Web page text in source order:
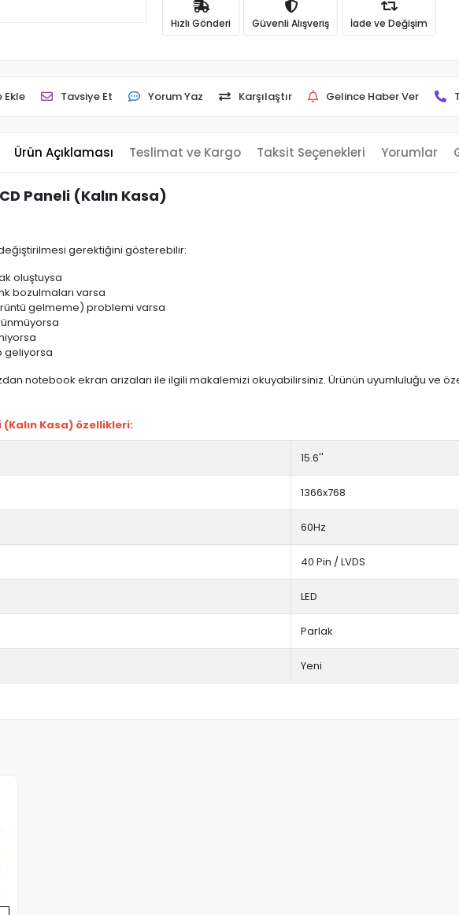
Hızlı Gönderi Güvenli Alışveriş İade ve Değişim
Ekle Tavsiye Et Yorum Yaz Karşılaştır Gelince Haber Ver
Ürün Açıklaması Teslimat ve Kargo Taksit Seçenekleri Yorumlar
Paneli (Kalın Kasa)
değiştirilmesi gerektiğini gösterebilir:
oluştuysa
bozulmaları varsa
gelmeme) problemi varsa
geliyorsa
notebook ekran arızaları ile ilgili makalemizi okuyabilirsiniz. Ürünün uyumluluğu
(Kalın Kasa) özellikleri:
15.6''
1366x768
60Hz
40 Pin / LVDS
LED
Parlak
Yeni